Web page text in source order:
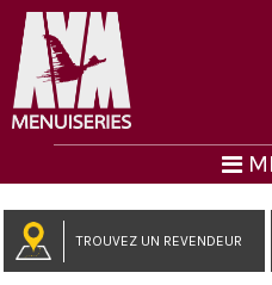
TROUVEZ UN REVENDEUR